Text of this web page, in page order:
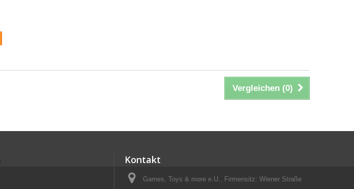
Vergleichen (0)
Kontakt
Games, Toys & more e.U., Firmensitz: Wiener Straße